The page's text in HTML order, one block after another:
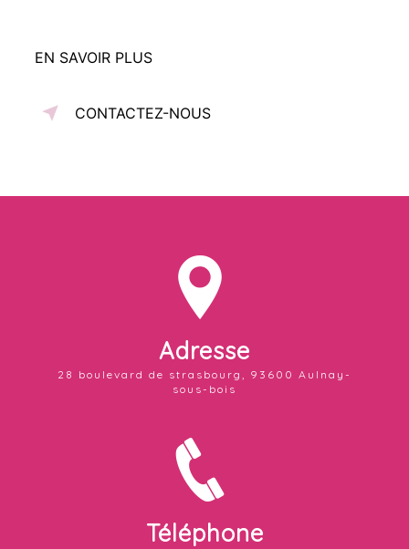
EN SAVOIR PLUS
CONTACTEZ-NOUS
Adresse
28 boulevard de strasbourg, 93600 Aulnay-
sous-bois
Téléphone